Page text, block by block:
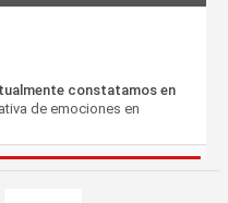
constatamos en
de emociones en